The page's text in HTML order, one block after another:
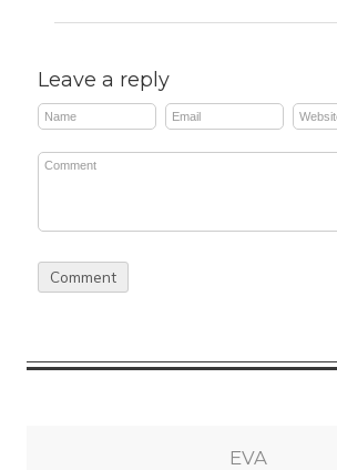
Leave a reply
EVA